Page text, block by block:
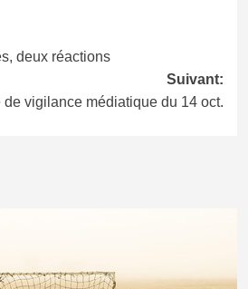
deux réactions
Suivant:
de vigilance médiatique du 14 oct.